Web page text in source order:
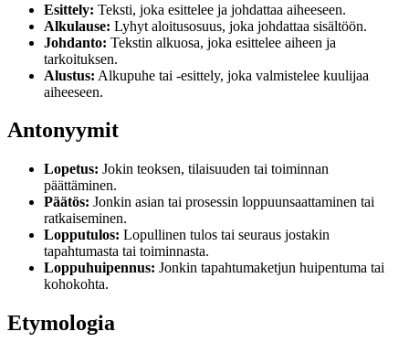
Esittely: Teksti, joka esittelee ja johdattaa aiheeseen.
Alkulause: Lyhyt aloitusosuus, joka johdattaa sisältöön.
Johdanto: Tekstin alkuosa, joka esittelee aiheen ja
tarkoituksen.
Alustus: Alkupuhe tai -esittely, joka valmistelee kuulijaa
aiheeseen.
Antonyymit
Lopetus: Jokin teoksen, tilaisuuden tai toiminnan
päättäminen.
Päätös: Jonkin asian tai prosessin loppuunsaattaminen tai
ratkaiseminen.
Lopputulos: Lopullinen tulos tai seuraus jostakin
tapahtumasta tai toiminnasta.
Loppuhuipennus: Jonkin tapahtumaketjun huipentuma tai
kohokohta.
Etymologia